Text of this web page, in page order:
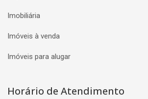
Imobiliária
Imóveis à venda
Imóveis para alugar
Horário de Atendimento